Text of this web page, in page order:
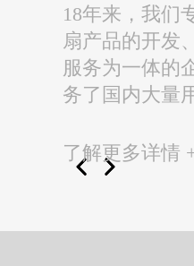
18年来，我们
扇产品的开发
服务为一体的
务了国内大量
了解更多详情